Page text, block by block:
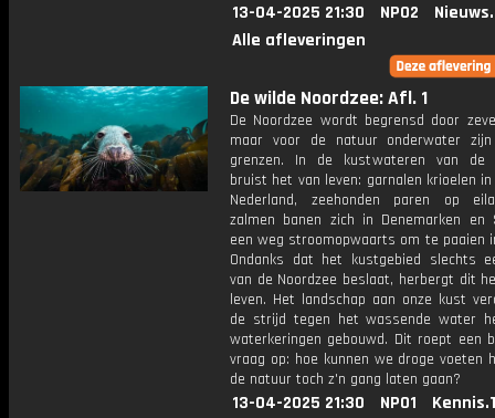
13-04-2025 21:30 NPO2
Alle afleveringen
De wilde Noordzee: Afl. 1
De Noordzee wordt begrensd door
maar voor de natuur onderwater
grenzen. In de kustwateren van de
bruist het van leven: garnalen krioelen
Nederland, zeehonden paren op
zalmen banen zich in Denemarken en
een weg stroomopwaarts om te paaien
Ondanks dat het kustgebied slechts
van de Noordzee beslaat, herbergt dit
leven. Het landschap aan onze kust
de strijd tegen het wassende water
waterkeringen gebouwd. Dit roept een
vraag op: hoe kunnen we droge voeten
de natuur toch z'n gang laten gaan?
13-04-2025 21:30 NPO1